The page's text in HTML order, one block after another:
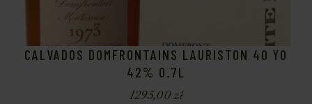
CALVADOS DOMFRONTAINS LAURISTON 40 YO
42% 0.7L
1295,00zł